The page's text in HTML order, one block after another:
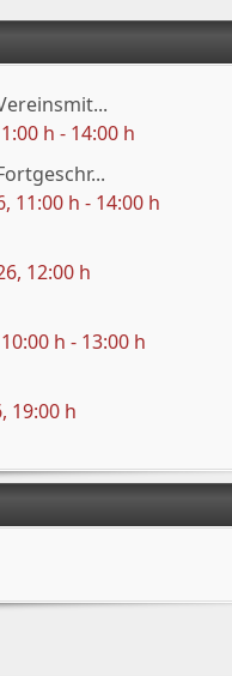
h - 14:00 h
, 11:00 h - 14:00 h
, 12:00 h
h - 13:00 h
, 19:00 h